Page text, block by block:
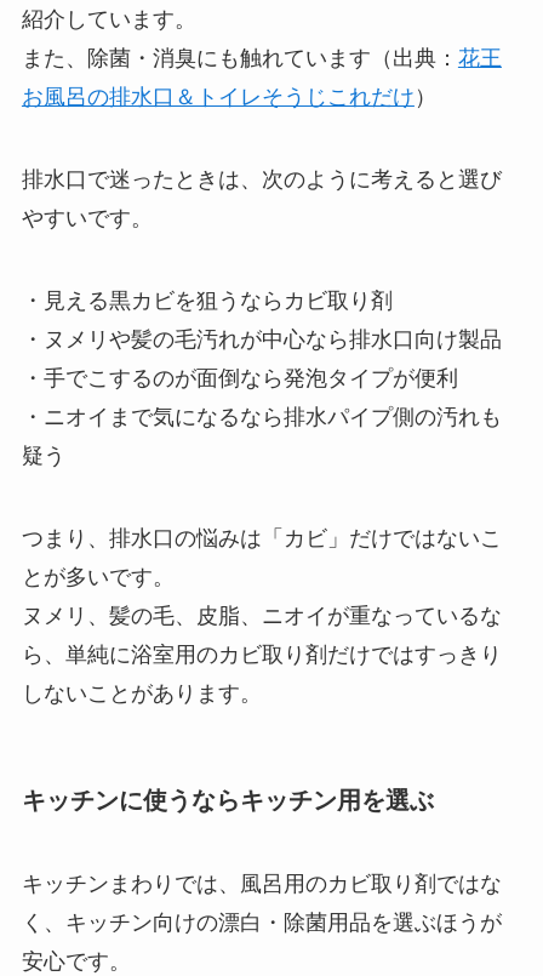
紹介しています。
また、除菌・消臭にも触れています（出典： 花王
お風呂の排水口＆トイレそうじこれだけ ）
排水口で迷ったときは、次のように考えると選び
やすいです。
・見える黒カビを狙うならカビ取り剤
・ヌメリや髪の毛汚れが中心なら排水口向け製品
・手でこするのが面倒なら発泡タイプが便利
・ニオイまで気になるなら排水パイプ側の汚れも
疑う
つまり、排水口の悩みは「カビ」だけではないこ
とが多いです。
ヌメリ、髪の毛、皮脂、ニオイが重なっているな
ら、単純に浴室用のカビ取り剤だけではすっきり
しないことがあります。
キッチンに使うならキッチン用を選ぶ
キッチンまわりでは、風呂用のカビ取り剤ではな
く、キッチン向けの漂白・除菌用品を選ぶほうが
安心です。